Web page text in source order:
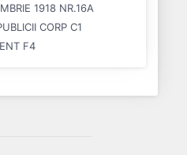
1918 NR.16A
CORP C1
F4